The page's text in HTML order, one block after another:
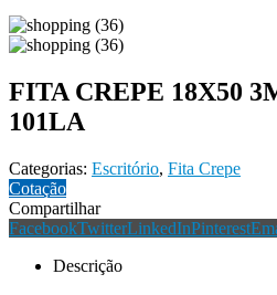
FITA CREPE 18X50
101LA
Categorias: Escritório, Fita Crepe
Cotação
Compartilhar
FacebookTwitterLinkedInPinterest
Descrição